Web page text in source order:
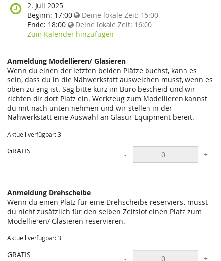
statt?
Wann
findet
diese
Veranstaltung
statt?
2. Juli 2025
Beginn: 17:00 Deine lokale Zeit: 15:00
Ende: 18:00 Deine lokale Zeit: 16:00
Zum Kalender hinzufügen
Anmeldung Modellieren/ Glasieren
Wenn du einen der letzten beiden Plätze buchst, kann es
sein, dass du in die Nähwerkstatt ausweichen musst, wenn es
oben zu eng ist. Sag bitte kurz im Büro bescheid und wir
richten dir dort Platz ein. Werkzeug zum Modellieren kannst
du mit nach unten nehmen und wir stellen in der
Nähwerkstatt eine Auswahl an Glasur Equipment bereit.
Aktuell verfügbar: 3
GRATIS - +
Anmeldung Drehscheibe
Wenn du einen Platz für eine Drehscheibe reservierst musst
du nicht zusätzlich für den selben Zeitslot einen Platz zum
Modellieren/ Glasieren reservieren.
Aktuell verfügbar: 3
GRATIS - +